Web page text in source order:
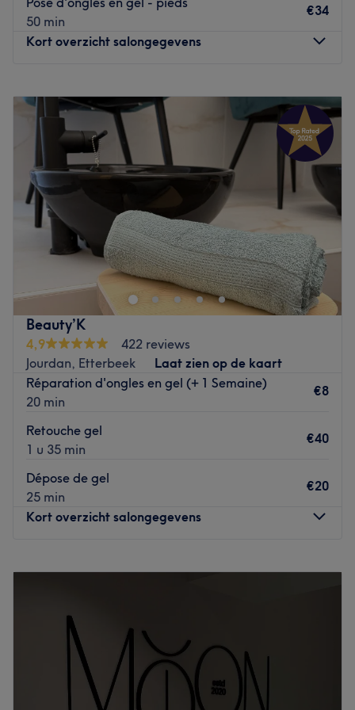
50 min
€34
Kort overzicht salongegevens
Dinsdag
09:00–18:00
Woensdag
09:00–18:00
Donderdag
09:00 – 18:00
Vrijdag
09:00
19:00
Zaterdag
Zondag
Gesloten
L’Instant situé sur la Place St Vincent 19 à Evere est un
institut où bien-être rime avec relaxation et beauté. C'est
la promesse d’oublier les tracas du quotidien et de se
sentir bien le temps d’une pause beauté. Béatrice, styliste
d’ongles, vous accueille chaleureusement pour bichonner
et sublimer vos ongles grâce à des produits de qualité de
la marque Pronails. Optez pour une manucure, une pose
vernis ou un modelage avec une petite touche French et
sentez-vous belle.
Beauty’K
4,9
422 reviews
Jourdan, Etterbeek
Laat zien op de kaart
Réparation d'ongles en gel (+ 1 Semaine)
20 min
€8
Retouche gel
1 u 35 min
€40
Dépose de gel
25 min
€20
Kort overzicht salongegevens
Donderdag
Vrijdag
Zaterdag
09:00